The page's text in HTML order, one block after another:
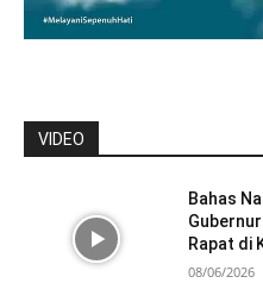
VIDEO
Bahas
Rapat di
08/06/2026